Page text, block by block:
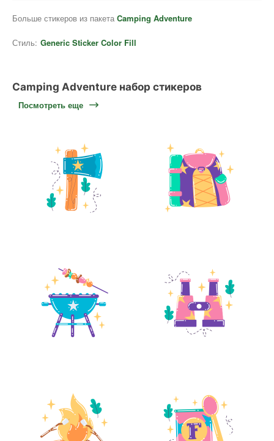
Больше стикеров из пакета Camping Adventure
Стиль: Generic Sticker Color Fill
Camping Adventure набор стикеров
Посмотреть еще